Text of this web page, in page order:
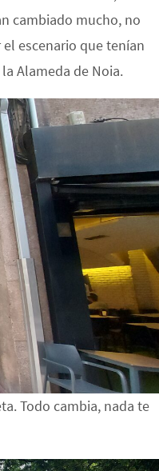
cambiado mucho, no
escenario que tenían
Alameda de Noia.
Todo cambia, nada te